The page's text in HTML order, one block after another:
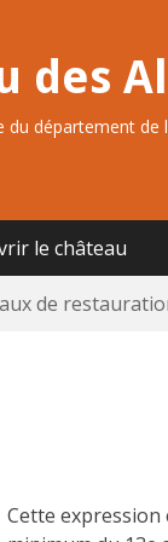
des
du département de
le château
de
Cette